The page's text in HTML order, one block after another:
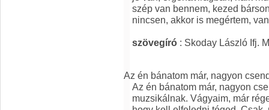
szép van bennem, kezed
nincsen, akkor is megértem,
szövegíró : Skoday László Ifj.
Az én bánatom már, nagyon
Az én bánatom már, nagyon
muzsikálnak. Vágyaim, már